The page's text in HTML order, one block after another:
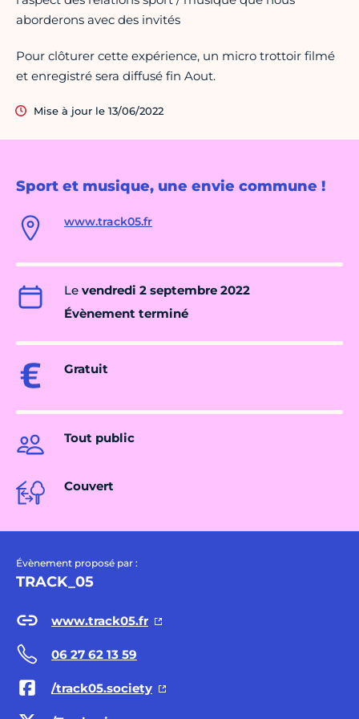
Sport et musique, une envie commune !
www.track05.fr
Le vendredi 2 septembre 2022
Évènement terminé
Gratuit
Tout public
Couvert
Évènement proposé par :
TRACK_05
www.track05.fr
06 27 62 13 59
/track05.society
aborderons avec des invités
Pour clôturer cette expérience, un micro trottoir filmé
et enregistré sera diffusé fin Aout.
Mise à jour le 13/06/2022